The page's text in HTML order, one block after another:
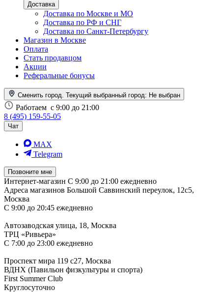
Доставка
Доставка по Москве и МО
Доставка по РФ и СНГ
Доставка по Санкт-Петербургу
Магазин в Москве
Оплата
Стать продавцом
Акции
Реферальные бонусы
Сменить город. Текущий выбранный город: Не выбран
Работаем с 9:00 до 21:00
8 (495) 159-55-05
Чат
MAX
Telegram
Позвоните мне
Интернет-магазин С 9:00 до 21:00 ежедневно
Адреса магазинов Большой Саввинский переулок, 12с5,
Москва
С 9:00 до 20:45 ежедневно
Автозаводская улица, 18, Москва
ТРЦ «Ривьера»
С 7:00 до 23:00 ежедневно
Проспект мира 119 с27, Москва
ВДНХ (Павильон физкультуры и спорта)
First Summer Club
Круглосуточно